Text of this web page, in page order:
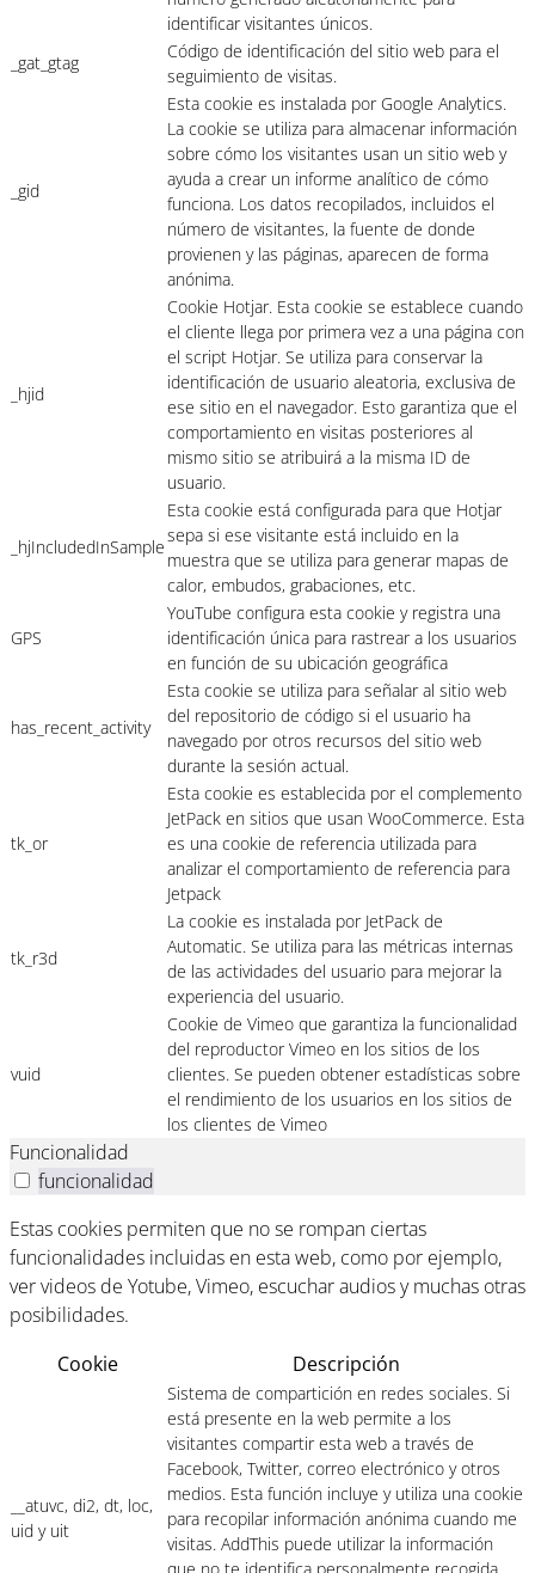
identificar visitantes únicos.
_gat_gtag
Código de identificación del sitio web para el
seguimiento de visitas.
_gid
Esta cookie es instalada por Google Analytics.
La cookie se utiliza para almacenar información
sobre cómo los visitantes usan un sitio web y
ayuda a crear un informe analítico de cómo
funciona. Los datos recopilados, incluidos el
número de visitantes, la fuente de donde
provienen y las páginas, aparecen de forma
anónima.
_hjid
Cookie Hotjar. Esta cookie se establece cuando
el cliente llega por primera vez a una página con
el script Hotjar. Se utiliza para conservar la
identificación de usuario aleatoria, exclusiva de
ese sitio en el navegador. Esto garantiza que el
comportamiento en visitas posteriores al
mismo sitio se atribuirá a la misma ID de
usuario.
_hjIncludedInSample
Esta cookie está configurada para que Hotjar
sepa si ese visitante está incluido en la
muestra que se utiliza para generar mapas de
calor, embudos, grabaciones, etc.
GPS
YouTube configura esta cookie y registra una
identificación única para rastrear a los usuarios
en función de su ubicación geográfica
has_recent_activity
Esta cookie se utiliza para señalar al sitio web
del repositorio de código si el usuario ha
navegado por otros recursos del sitio web
durante la sesión actual.
tk_or
Esta cookie es establecida por el complemento
JetPack en sitios que usan WooCommerce. Esta
es una cookie de referencia utilizada para
analizar el comportamiento de referencia para
Jetpack
tk_r3d
La cookie es instalada por JetPack de
Automatic. Se utiliza para las métricas internas
de las actividades del usuario para mejorar la
experiencia del usuario.
vuid
Cookie de Vimeo que garantiza la funcionalidad
del reproductor Vimeo en los sitios de los
clientes. Se pueden obtener estadísticas sobre
el rendimiento de los usuarios en los sitios de
los clientes de Vimeo
Funcionalidad
funcionalidad
Estas cookies permiten que no se rompan ciertas
funcionalidades incluidas en esta web, como por ejemplo,
ver videos de Yotube, Vimeo, escuchar audios y muchas otras
posibilidades.
Cookie
Descripción
__atuvc, di2, dt, loc,
uid y uit
Sistema de compartición en redes sociales. Si
está presente en la web permite a los
visitantes compartir esta web a través de
Facebook, Twitter, correo electrónico y otros
medios. Esta función incluye y utiliza una cookie
para recopilar información anónima cuando me
visitas. AddThis puede utilizar la información